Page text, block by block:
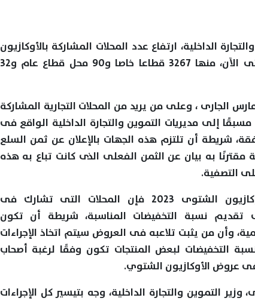
الداخلية، ارتفاع عدد المحلات المشاركة بالأوكازيون
الشتوى إلى 3389 محلا حتى الآن، منها 3267 قطاعا خاصا و90 محل قطاع عام و32
الأوكازيون حتى 21 مارس الجارى ، وعلى من يريد من المحلات التجارية المشاركة
إلى مديريات التموين والتجارة الداخلية الواقع فى
شريطة أن تلتزم هذه الجهات بالإعلان عن ثمن السلع
مقترنًا به بيان عن الثمن الفعلى الذى كانت تباع به هذه
التصفية.
ووفقًا لنظام العمل بالأوكازيون الشتوى 2023 فإن المحلات التى تشارك فى
تقديم نسبة التخفيضات المناسبة، شريطة أن تكون
وأن من يثبت تلاعبه فى العروض سيتم اتخاذ الإجراءات
نسبة التخفيضات لبعض المنتجات تكون وفقًا لرغبة أصحاب
عروض الأوكازيون الشتوي.
التموين والتجارة الداخلية، وجه بتيسير كل الإجراءات